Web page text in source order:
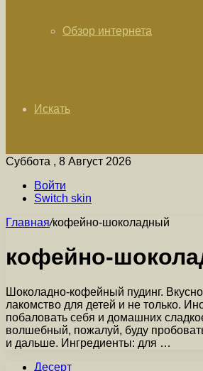
Обзор интернета
Искать
Суббота , 8 Август 2026
Войти
Switch skin
Главная/кофейно-шоколадный
кофейно-
Шоколадно-кофейный пудинг.
лакомство для детей и не только.
побаловать себя и домашних
волшебный, пожалуй, буду
и дальше. Ингредиенты: для …
Десерт